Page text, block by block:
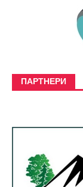
ПАРТНЕРИ